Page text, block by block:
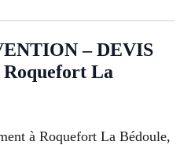
– DEVIS
La
à Roquefort La Bédoule,